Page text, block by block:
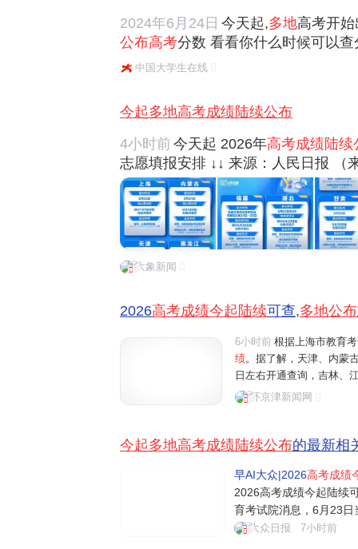
2024年6月24日 今天起,多地高考开
公布高考分数 看看你什么时候可以
布考生 高考成绩
中国大学生在线
今起多地高考成绩陆续公布
4小时前 今天起 2026年高考成绩陆
志愿填报安排 ↓↓ 来源：人民日报 （
大象新闻
2026高考成绩今起陆续可查,多地公布
6小时前 根据上海市教育
绩。据了解，天津、内蒙
日左右开通查询，吉林、
外，多地已陆续公布
环京津新闻网
今起多地高考成绩陆续公布的最新相
早AI大众|2026高考成绩
2026高考成绩今起陆续
育考试院消息，6月23
津、内蒙古、黑龙江等
大众日报 7小时前